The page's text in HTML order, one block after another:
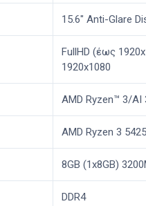
15.6" Anti-Glare
FullHD (έως
1920x1080
AMD Ryzen™ 3/ΑΙ
AMD Ryzen 3
8GB (1x8GB)
DDR4